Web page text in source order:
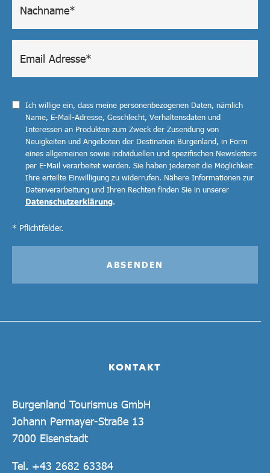
KONTAKT
Burgenland Tourismus GmbH
Johann Permayer-Straße 13
7000 Eisenstadt
Tel. +43 2682 63384
Ich willige ein, dass meine personenbezogenen Daten, nämlich
Name, E-Mail-Adresse, Geschlecht, Verhaltensdaten und
Interessen an Produkten zum Zweck der Zusendung von
Neuigkeiten und Angeboten der Destination Burgenland, in Form
eines allgemeinen sowie individuellen und spezifischen Newsletters
per E-Mail verarbeitet werden. Sie haben jederzeit die Möglichkeit
Ihre erteilte Einwilligung zu widerrufen. Nähere Informationen zur
Datenverarbeitung und Ihren Rechten finden Sie in unserer
Datenschutzerklärung.
* Pflichtfelder.
ABSENDEN